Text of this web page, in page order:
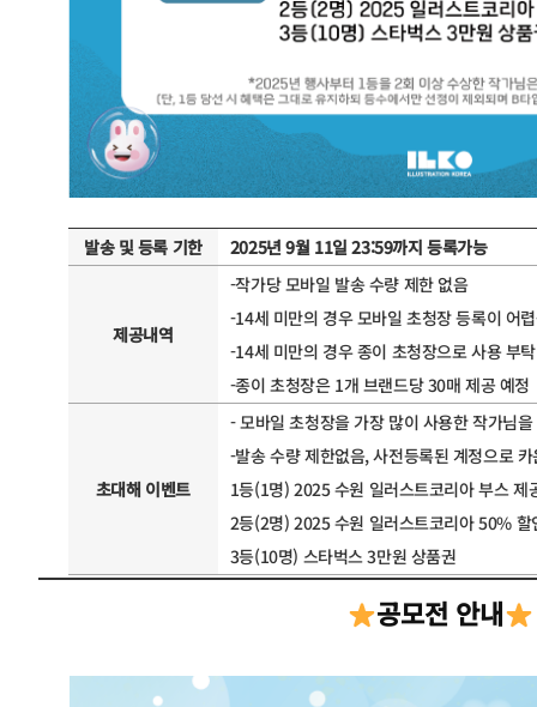
발송 및 등록 기한 2025년 9월 11일 23:59까지 등록가능
제공내역
-작가당 모바일 발송 수량 제한 없음
-14세 미만의 경우 모바일 초청장 등록이 어
-14세 미만의 경우 종이 초청장으로 사용 부
-종이 초청장은 1개 브랜드당 30매 제공 예정
초대해 이벤트
- 모바일 초청장을 가장 많이 사용한 작가님
-발송 수량 제한없음, 사전등록된 계정으로
1등(1명) 2025 수원 일러스트코리아 부스 제
2등(2명) 2025 수원 일러스트코리아 50% 할
3등(10명) 스타벅스 3만원 상품권
공모전 안내